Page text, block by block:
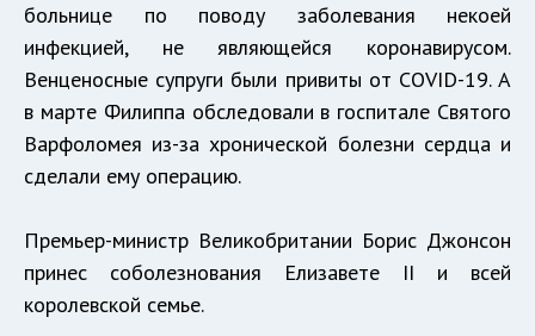
больнице по поводу заболевания некоей
инфекцией, не являющейся коронавирусом.
Венценосные супруги были привиты от COVID-19. А
в марте Филиппа обследовали в госпитале Святого
Варфоломея из-за хронической болезни сердца и
сделали ему операцию.
Премьер-министр Великобритании Борис Джонсон
принес соболезнования Елизавете II и всей
королевской семье.